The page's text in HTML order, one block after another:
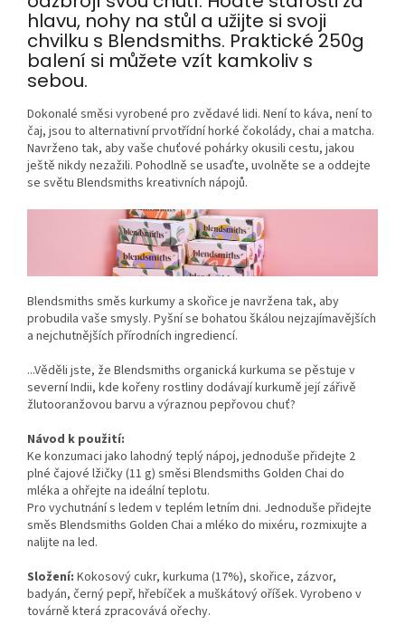
hlavu, nohy na stůl a užijte si svoji
chvilku s Blendsmiths. Praktické 250g
balení si můžete vzít kamkoliv s
sebou.
Dokonalé směsi vyrobené pro zvědavé lidi. Není to káva, není to
čaj, jsou to alternativní prvotřídní horké čokolády, chai a matcha.
Navrženo tak, aby vaše chuťové pohárky okusili cestu, jakou
ještě nikdy nezažili. Pohodlně se usaďte, uvolněte se a oddejte
se světu Blendsmiths kreativních nápojů.
Blendsmiths směs kurkumy a skořice je navržena tak, aby
probudila vaše smysly. Pyšní se bohatou škálou nejzajímavějších
a nejchutnějších přírodních ingrediencí.
...Věděli jste, že Blendsmiths organická kurkuma se pěstuje v
severní Indii, kde kořeny rostliny dodávají kurkumě její zářivě
žlutooranžovou barvu a výraznou pepřovou chuť?
Návod k použití:
Ke konzumaci jako lahodný teplý nápoj, jednoduše přidejte 2
plné čajové lžičky (11 g) směsi Blendsmiths Golden Chai do
mléka a ohřejte na ideální teplotu.
Pro vychutnání s ledem v teplém letním dni. Jednoduše přidejte
směs Blendsmiths Golden Chai a mléko do mixéru, rozmixujte a
nalijte na led.
Složení: Kokosový cukr, kurkuma (17%), skořice, zázvor,
badyán, černý pepř, hřebíček a muškátový oříšek. Vyrobeno v
továrně která zpracovává ořechy.